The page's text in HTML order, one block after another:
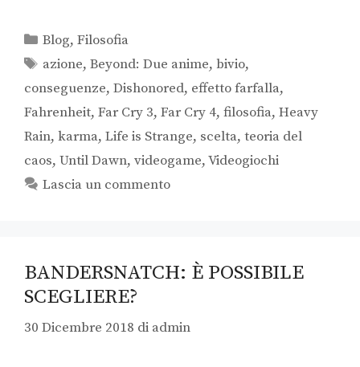
Blog,Filosofia
azione,Beyond: Due anime,bivio,
conseguenze, Dishonored, effetto farfalla,
Fahrenheit, Far Cry 3, Far Cry 4, filosofia, Heavy
Rain, karma, Life is Strange, scelta, teoria del
caos, Until Dawn, videogame,Videogiochi
Lascia un commento
BANDERSNATCH: È POSSIBILE
SCEGLIERE?
30 Dicembre 2018 di admin